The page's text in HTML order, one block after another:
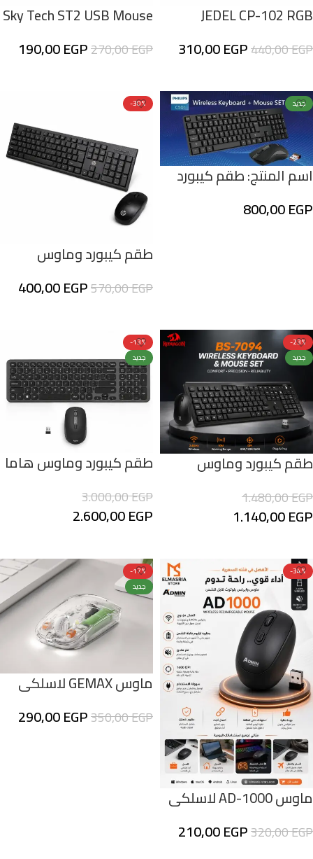
JEDEL CP-102 RGB
جيمينج بإضاءة RGB
440,00EGP
310,00EGP
Sky Tech ST2 USB Mouse
Wild Wolf
270,00EGP
190,00EGP
جديد
اسم المنتج: طقم كيبورد
800,00EGP
-30%
طقم كيبورد وماوس
المكتبي – تصميم كامل
570,00EGP
400,00EGP
-23%
جديد
طقم كيبورد وماوس
Redragon BS-7094
بتصميم مريح وعملي
1.480,00EGP
1.140,00EGP
-13%
جديد
طقم كيبورد وماوس هاما
الأجهزة – Bluetooth +
2.4GHz – أسود
3.000,00EGP
2.600,00EGP
-34%
ماوس AD-1000 لاسلكى
320,00EGP
210,00EGP
-17%
جديد
ماوس GEMAX لاسلكي
بلوتوث 5.2 + 2.4GHz – DPI 350,00EGP
290,00EGP